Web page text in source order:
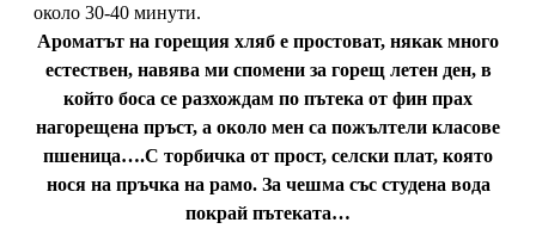
около 30-40 минути.
Ароматът на горещия хляб е простоват, някак много
естествен, навява ми спомени за горещ летен ден, в
който боса се разхождам по пътека от фин прах
нагорещена пръст, а около мен са пожълтели класове
пшеница….С торбичка от прост, селски плат, която
нося на пръчка на рамо. За чешма със студена вода
покрай пътеката…